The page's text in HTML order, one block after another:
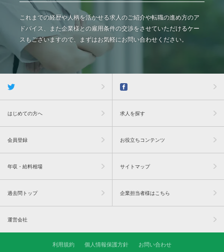
これまでの経歴や人柄を活かせる求人のご紹介や転職の進め方のア
ドバイス、また企業様との雇用条件の交渉をさせていただけるケー
スもございますので、まずはお気軽にお問い合わせください。
はじめての方へ 求人を探す
会員登録 お役立ちコンテンツ
年収・給料相場 サイトマップ
過去問トップ 企業担当者様はこちら
運営会社
利用規約 個人情報保護方針 お問い合わせ